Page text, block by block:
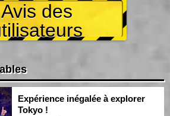
Avis des
Expérience inégalée à explorer
Tokyo !